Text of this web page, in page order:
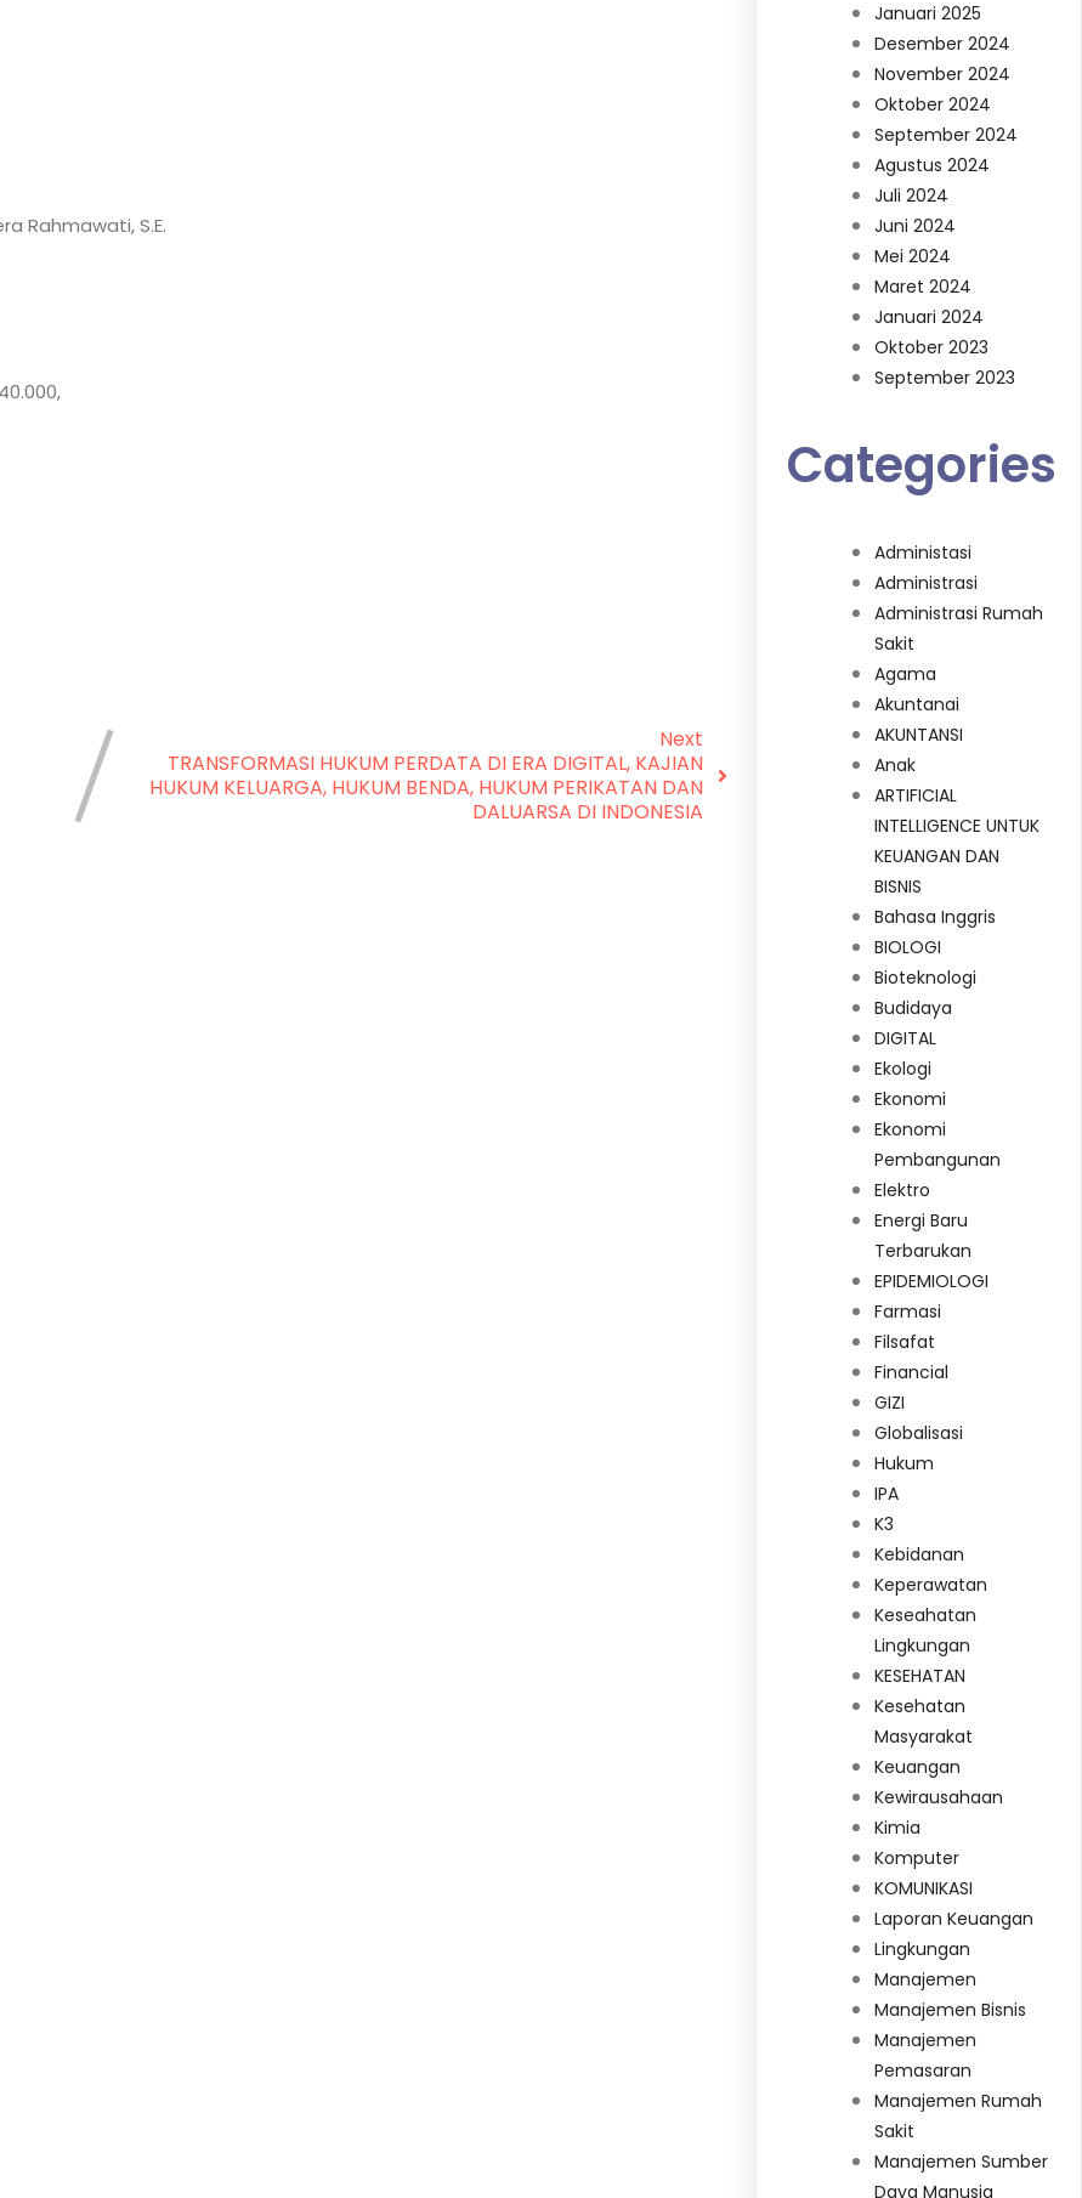
Rahmawati, S.E.
Next
TRANSFORMASI HUKUM PERDATA DI ERA DIGITAL, KAJIAN
HUKUM KELUARGA, HUKUM BENDA, HUKUM PERIKATAN DAN
DALUARSA DI INDONESIA
Januari 2025
Desember 2024
November 2024
Oktober 2024
September 2024
Agustus 2024
Juli 2024
Juni 2024
Mei 2024
Maret 2024
Januari 2024
Oktober 2023
September 2023
Categories
Administasi
Administrasi
Administrasi Rumah
Sakit
Agama
Akuntanai
AKUNTANSI
Anak
ARTIFICIAL
INTELLIGENCE UNTUK
KEUANGAN DAN
BISNIS
Bahasa Inggris
BIOLOGI
Bioteknologi
Budidaya
DIGITAL
Ekologi
Ekonomi
Ekonomi
Pembangunan
Elektro
Energi Baru
Terbarukan
EPIDEMIOLOGI
Farmasi
Filsafat
Financial
GIZI
Globalisasi
Hukum
IPA
K3
Kebidanan
Keperawatan
Keseahatan
Lingkungan
KESEHATAN
Kesehatan
Masyarakat
Keuangan
Kewirausahaan
Kimia
Komputer
KOMUNIKASI
Laporan Keuangan
Lingkungan
Manajemen
Manajemen Bisnis
Manajemen
Pemasaran
Manajemen Rumah
Sakit
Manajemen Sumber
Daya Manusia